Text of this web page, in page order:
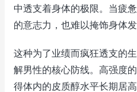
中透支着身体的极限。当疲
的意志力，也难以掩饰身体发
这种为了业绩而疯狂透支的
解男性的核心防线。高强度
得体内的皮质醇水平长期居